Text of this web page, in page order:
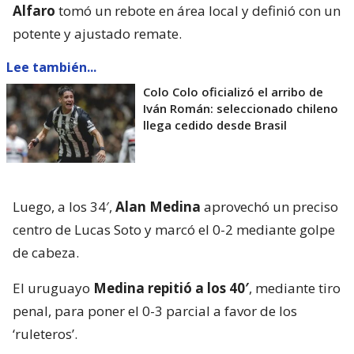
Alfaro tomó un rebote en área local y definió con un
potente y ajustado remate.
Lee también...
Colo Colo oficializó el arribo de
Iván Román: seleccionado chileno
llega cedido desde Brasil
Luego, a los 34′, Alan Medina aprovechó un preciso
centro de Lucas Soto y marcó el 0-2 mediante golpe
de cabeza.
El uruguayo Medina repitió a los 40′, mediante tiro
penal, para poner el 0-3 parcial a favor de los
‘ruleteros’.